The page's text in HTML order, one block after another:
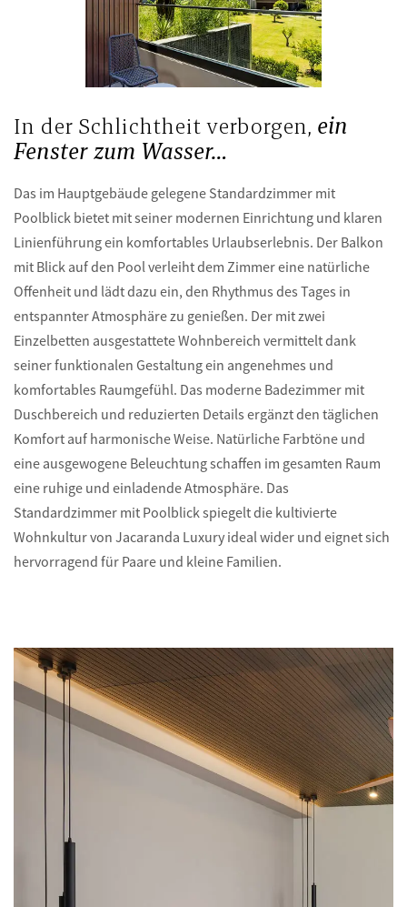
In der Schlichtheit verborgen, ein
Fenster zum Wasser…
Das im Hauptgebäude gelegene Standardzimmer mit
Poolblick bietet mit seiner modernen Einrichtung und klaren
Linienführung ein komfortables Urlaubserlebnis. Der Balkon
mit Blick auf den Pool verleiht dem Zimmer eine natürliche
Offenheit und lädt dazu ein, den Rhythmus des Tages in
entspannter Atmosphäre zu genießen. Der mit zwei
Einzelbetten ausgestattete Wohnbereich vermittelt dank
seiner funktionalen Gestaltung ein angenehmes und
komfortables Raumgefühl. Das moderne Badezimmer mit
Duschbereich und reduzierten Details ergänzt den täglichen
Komfort auf harmonische Weise. Natürliche Farbtöne und
eine ausgewogene Beleuchtung schaffen im gesamten Raum
eine ruhige und einladende Atmosphäre. Das
Standardzimmer mit Poolblick spiegelt die kultivierte
Wohnkultur von Jacaranda Luxury ideal wider und eignet sich
hervorragend für Paare und kleine Familien.